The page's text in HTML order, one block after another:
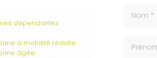
dépendantes
à mobilité réduite
âgée